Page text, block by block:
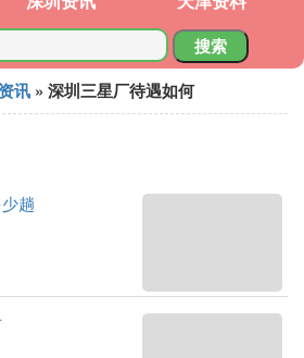
搜索
讯 » 深圳三星厂待遇如何
趟